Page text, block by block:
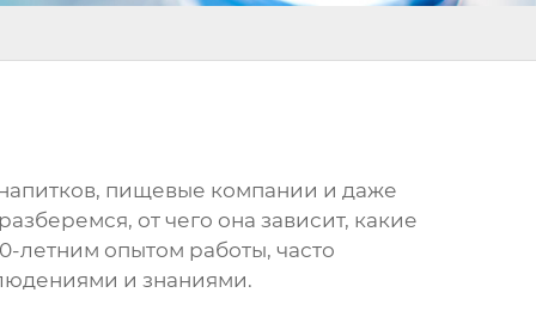
пищевые компании и даже
от чего она зависит, какие
летним опытом работы, часто
и знаниями.